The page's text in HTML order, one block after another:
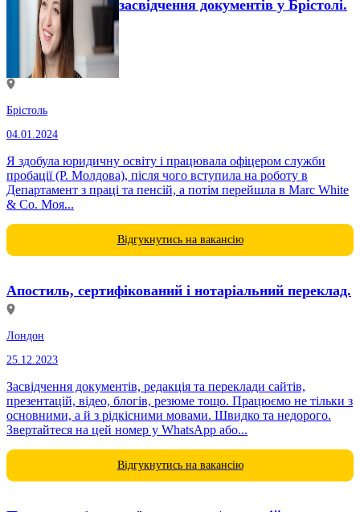
засвідчення документів у Брістолі.
Брістоль
04.01.2024
Я здобула юридичну освіту і працювала офіцером служби
пробації (Р. Молдова), після чого вступила на роботу в
Департамент з праці та пенсій, а потім перейшла в Marc White
& Co. Моя...
Відгукнутись на вакансію
Апостиль, сертифікований і нотаріальний переклад.
Лондон
25.12.2023
Засвідчення документів, редакція та переклади сайтів,
презентацій, відео, блогів, резюме тощо. Працюємо не тільки з
основними, а й з рідкісними мовами. Швидко та недорого.
Звертайтеся на цей номер у WhatsApp або...
Відгукнутись на вакансію